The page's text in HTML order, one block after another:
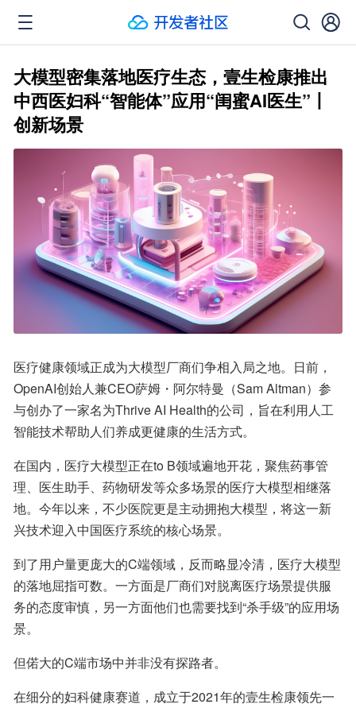
大模型密集落地医疗生态，壹生检康推出
中西医妇科“智能体”应用“闺蜜AI医生”丨
创新场景
医疗健康领域正成为大模型厂商们争相入局之地。日前，
OpenAI创始人兼CEO萨姆・阿尔特曼（Sam Altman）参
与创办了一家名为Thrive AI Health的公司，旨在利用人工
智能技术帮助人们养成更健康的生活方式。
在国内，医疗大模型正在to B领域遍地开花，聚焦药事管
理、医生助手、药物研发等众多场景的医疗大模型相继落
地。今年以来，不少医院更是主动拥抱大模型，将这一新
兴技术迎入中国医疗系统的核心场景。
到了用户量更庞大的C端领域，反而略显冷清，医疗大模型
的落地屈指可数。一方面是厂商们对脱离医疗场景提供服
务的态度审慎，另一方面他们也需要找到“杀手级”的应用场
景。
但偌大的C端市场中并非没有探路者。
在细分的妇科健康赛道，成立于2021年的壹生检康领先一